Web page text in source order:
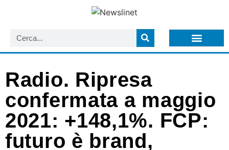
Radio. Ripresa
confermata a maggio
2021: +148,1%. FCP:
futuro è brand,